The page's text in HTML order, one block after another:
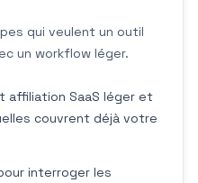
qui veulent un outil
un workflow léger.
affiliation SaaS léger et
couvrent déjà votre
interroger les